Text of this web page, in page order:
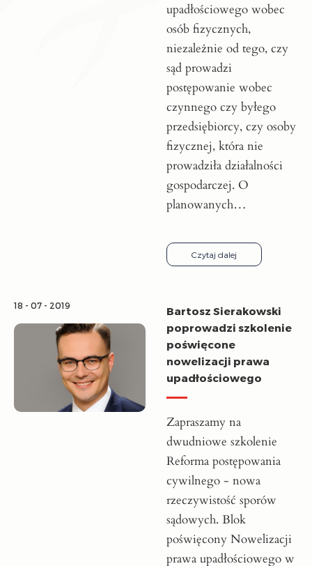
upadłościowego wobec
osób fizycznych,
niezależnie od tego, czy
sąd prowadzi
postępowanie wobec
czynnego czy byłego
przedsiębiorcy, czy osoby
fizycznej, która nie
prowadziła działalności
gospodarczej. O
planowanych…
Czytaj dalej
18 - 07 - 2019
Bartosz Sierakowski
poprowadzi szkolenie
poświęcone
nowelizacji prawa
upadłościowego
Zapraszamy na
dwudniowe szkolenie
Reforma postępowania
cywilnego - nowa
rzeczywistość sporów
sądowych. Blok
poświęcony Nowelizacji
prawa upadłościowego w